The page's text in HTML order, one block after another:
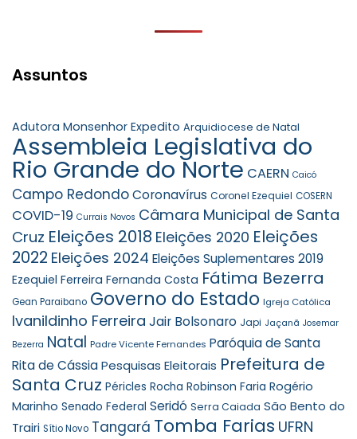
Assuntos
Adutora Monsenhor Expedito Arquidiocese de Natal
Assembleia Legislativa do
Rio Grande do Norte CAERN Caicó
Campo RedondoCoronavírus Coronel Ezequiel COSERN
COVID-19 Currais Novos Câmara Municipal de Santa
Cruz Eleições 2018 Eleições 2020 Eleições
2022 Eleições 2024 Eleições Suplementares 2019
Ezequiel Ferreira Fernanda Costa Fátima Bezerra
Gean Paraibano Governo do Estado Igreja Católica
Ivanildinho Ferreira Jair Bolsonaro Japi Jaçanã Josemar
Bezerra Natal Padre Vicente Fernandes Paróquia de Santa
Rita de CássiaPesquisas Eleitorais Prefeitura de
Santa Cruz Péricles Rocha Robinson Faria Rogério
Marinho Senado Federal Seridó Serra Caiada São Bento do
Trairi Sítio Novo Tangará Tomba Farias UFRN